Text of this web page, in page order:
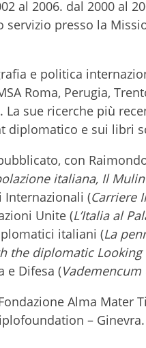
al 2006. dal 2000 al
presso la
e politica
Roma, Perugia,
sue ricerche più
diplomatico e sui libri
con
italiana, Il
Internazionali (Carriere
Unite (L’Italia al
italiani (La
the diplomatic Looking
e Difesa (
Alma Mater
– Ginevra.